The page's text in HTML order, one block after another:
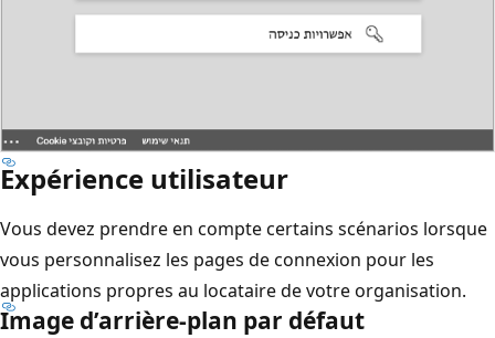
Expérience utilisateur
Vous devez prendre en compte certains scénarios lorsque
vous personnalisez les pages de connexion pour les
applications propres au locataire de votre organisation.
Image d’arrière-plan par défaut